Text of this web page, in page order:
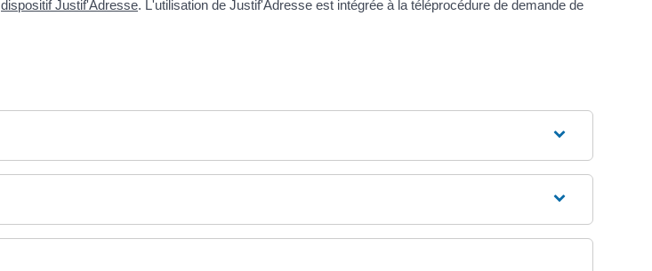
dispositif Justif'Adresse. L'utilisation de Justif'Adresse est intégrée à la téléprocédure de demande de